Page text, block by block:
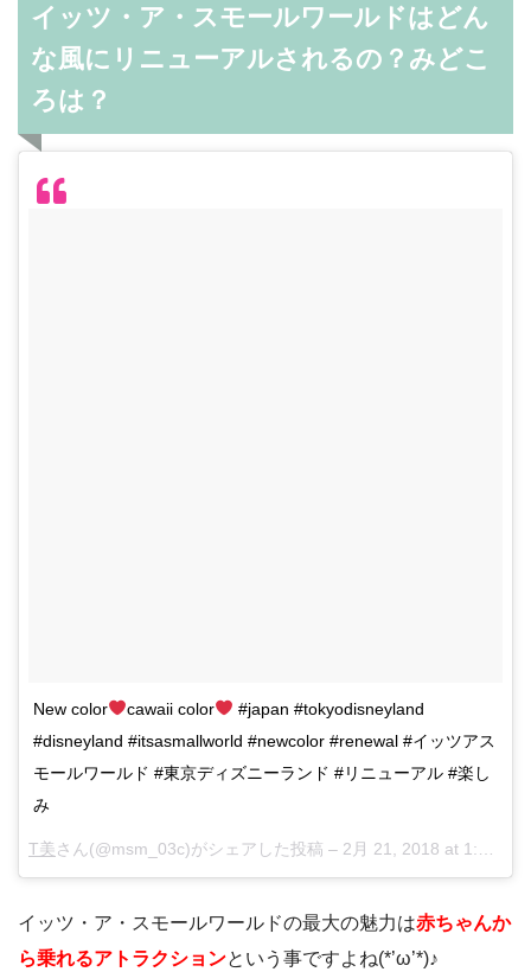
イッツ・ア・スモールワールドはどん
な風にリニューアルされるの？みどこ
ろは？
New color cawaii color
#japan #tokyodisneyland
#disneyland #itsasmallworld #newcolor #renewal #イッツアス
モールワールド #東京ディズニーランド #リニューアル #楽し
み
T美さん(@msm_03c)がシェアした投稿 – 2月 21, 2018 at 1:57午後 PST
イッツ・ア・スモールワールドの最大の魅力は赤ちゃんか
ら乗れるアトラクションという事ですよね(*’ω’*)♪